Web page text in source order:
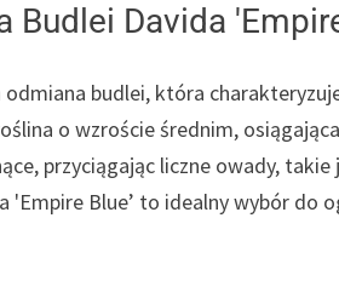
Davida
budlei, która
o wzroście średnim,
przyciągając liczne owady, takie
'Empire Blue’ to idealny wybór do